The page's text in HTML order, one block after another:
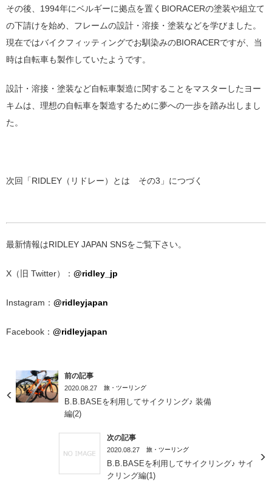
その後、1994年にベルギーに拠点を置くBIORACERの塗装や組立て
の下請けを始め、フレームの設計・溶接・塗装などを学びました。
現在ではバイクフィッティングでお馴染みのBIORACERですが、当
時は自転車も製作していたようです。
設計・溶接・塗装など自転車製造に関することをマスターしたヨー
キムは、理想の自転車を製造するために夢への一歩を踏み出しまし
た。
次回「RIDLEY（リドレー）とは その3」につづく
最新情報はRIDLEY JAPAN SNSをご覧下さい。
X（旧 Twitter）： @ridley_jp
Instagram： @ridleyjapan
Facebook： @ridleyjapan
前の記事
2020.08.27 旅・ツーリング
B.B.BASEを利用してサイクリング♪ 装備
編(2)
次の記事
2020.08.27 旅・ツーリング
B.B.BASEを利用してサイクリング♪ サイ
クリング編(1)